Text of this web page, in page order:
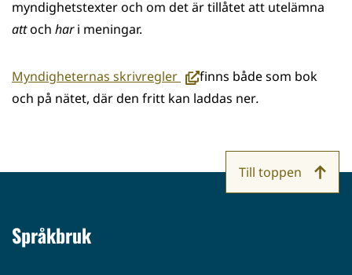
myndighetstexter och om det är tillåtet att utelämna
attoch hari meningar.
Myndigheternas skrivregler (avautuu
uuteen
finns både som bok
och på nätet, där den fritt kan laddas ner.
Språkbruk
Till toppen